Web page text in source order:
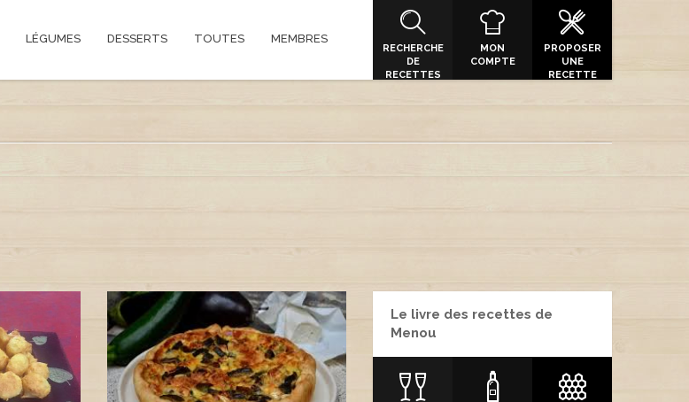
LÉGUMES DESSERTS TOUTES MEMBRES
RECHERCHE
DE
RECETTES
MON
COMPTE
PROPOSER
UNE
RECETTE
Le livre des recettes de
Menou